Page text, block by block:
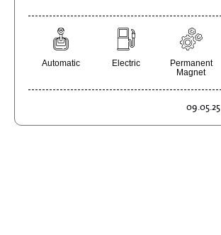
Permanent
Magnet
Electric
Automatic
09.05.25